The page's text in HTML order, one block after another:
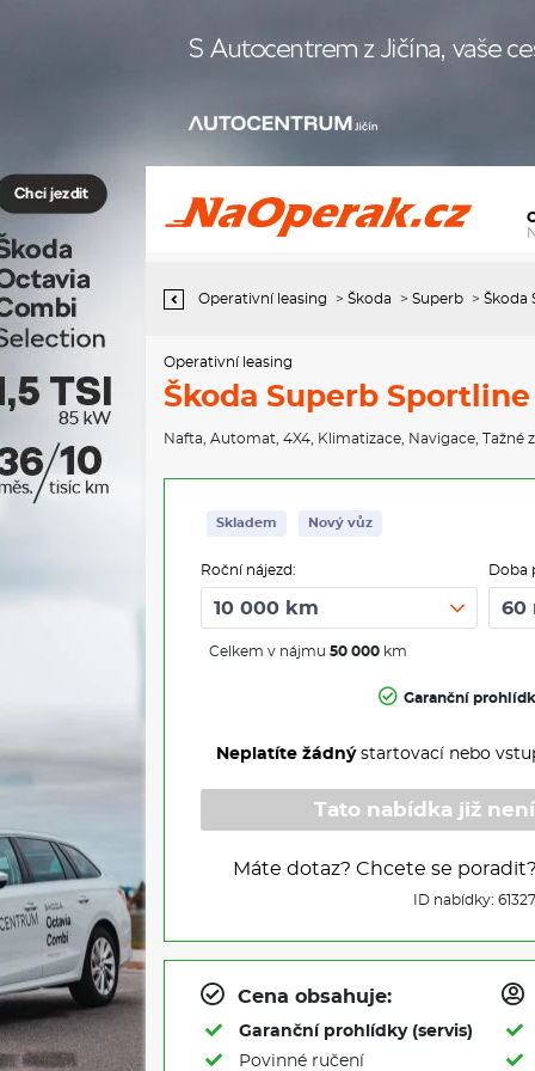
Operativní leasing Škoda Superb Sportline 2,0 TDI 142 kW 7-stup.
automat. 4x4
Operativní leasing > Škoda > Superb > Škoda
Operativní leasing
Škoda Superb
Nafta Automat 4X4 Klimatizace Navigace Tažné
Skladem Nový vůz
Roční nájezd:
Celkem v nájmu 50 000 km
Doba
Garanční
Neplatíte žádnýstartovací nebo
Tato nabídka již
Máte dotaz? Chcete se
ID nabídky:
Cena obsahuje:
Garanční prohlídky (servis)
Povinné ručení